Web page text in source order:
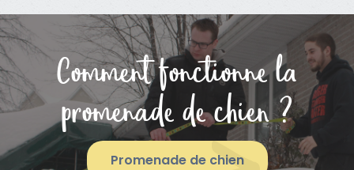
Comment fonctionne la
promenade de chien ?
Promenade de chien